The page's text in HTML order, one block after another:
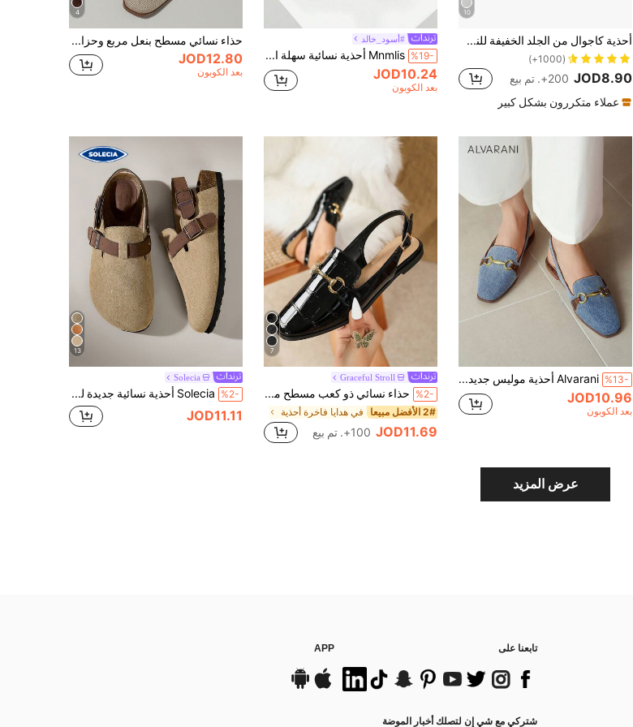
10
أحذية كاجوال من الجلد الخفيفة للنساء باللون المشمشي، مصنوعة يدويًا مع إبزيم معدني، أحذية كاسوال أنيقة مسطحة، أحذية جلدية خفيفة الوزن، أحذية مسطحة مريحة للخريف
(1000+)
JOD8.90 200+. تم بيع
عملاء متكررون بشكل كبير
#أسود_خالد
%19- Mnmlis أحذية نسائية سهلة الارتداء، مسطحة، ذات أربطة متقاطعة باللون الأسود
JOD10.24
بعد الكوبون
4
حذاء نسائي مسطح بنعل مربع وحزام على شكل حرف T لخريف 2025، وصول جديد للربيع، بطراز فينتاج ماري جين ذو طابع فاخر وأنيق
JOD12.80
بعد الكوبون
%13- Alvarani أحذية موليس جديدة لخريف 2025 للنساء، تصميم إبزيم معدني، أحذية كاجوال مسطحة بدون ظهر، (ألوان عشوائية للأجزاء العلوية، طراز كاجوال عصري، مناسبة للارتداء في الخارج في جميع المواسم)
JOD10.96
بعد الكوبون
7
Graceful Stroll
%2- حذاء نسائي ذو كعب مسطح مع تصميم مفتوح للكعب والأصبع المربع، مزود بإبزيم معدني، تصميم عصري من نوع المول لخريف 2025
2# الأفضل مبيعا في هدايا فاخرة أحذية
JOD11.69 100+. تم بيع
13
Solecia
%2- Solecia أحذية نسائية جديدة للربيع والخريف، أحذية منصة خارجية، شباشب سهلة الارتداء، أحذية نسائية فضفاضة
JOD11.11
عرض المزيد
تابعنا على APP
شتركي مع شي إن لتصلك أخبار الموضة